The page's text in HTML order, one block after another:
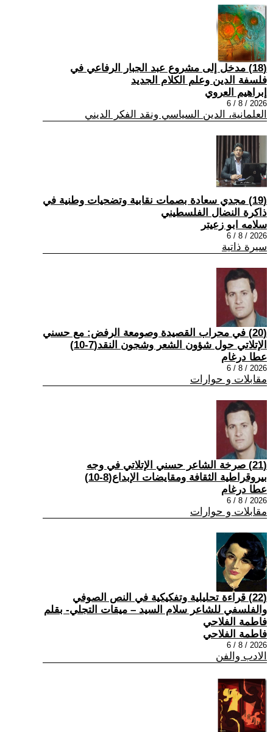
(18) مدخل إلى مشروع عبد الجبار الرفاعي في
فلسفة الدين وعلم الكلام الجديد
إبراهيم العروي
2026 / 8 / 6
العلمانية، الدين السياسي ونقد الفكر الديني
(19) مجدي سعادة بصمات نقابية وتضحيات وطنية في
ذاكرة النضال الفلسطيني
سلامه ابو زعيتر
2026 / 8 / 6
سيرة ذاتية
(20) في محراب القصيدة وصومعة الرفض: مع حسني
الإتلاتي حول شؤون الشعر وشجون النقد(7-10)
عطا درغام
2026 / 8 / 6
مقابلات و حوارات
(21) صرخة الشاعر حسني الإتلاتي في وجه
بيروقراطية الثقافة ومقايضات الإبداع(8-10)
عطا درغام
2026 / 8 / 6
مقابلات و حوارات
(22) قراءة تحليلية وتفكيكية في النص الصوفي
والفلسفي للشاعر سلام السيد – ميقات التجلي- بقلم
فاطمة الفلاحي
فاطمة الفلاحي
2026 / 8 / 6
الادب والفن